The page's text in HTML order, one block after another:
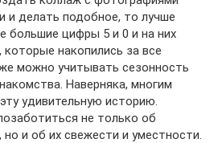
и делать подобное, то лучше
большие цифры 5 и 0 и на них
накопились за все
можно учитывать сезонность
Наверняка, многим
удивительную историю.
не только об
и об их свежести и уместности.